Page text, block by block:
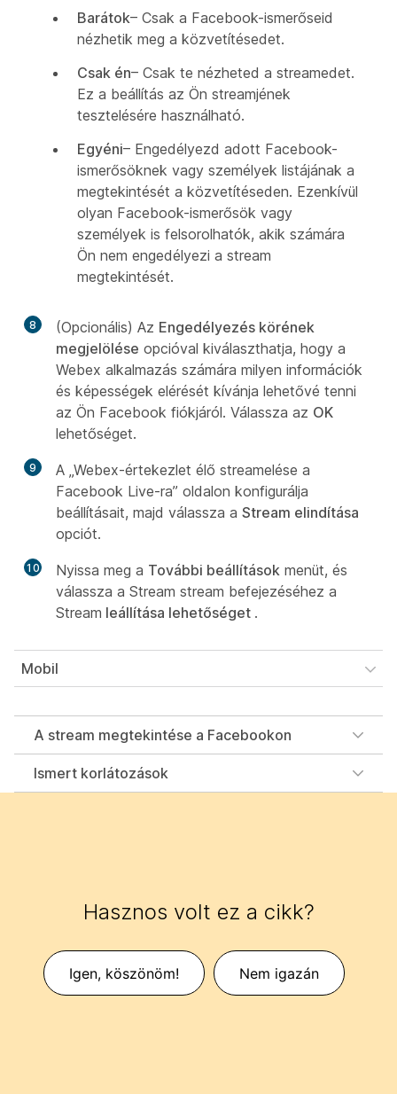
Barátok– Csak a Facebook-ismerőseid
nézhetik meg a közvetítésedet.
Csak én– Csak te nézheted a streamedet.
Ez a beállítás az Ön streamjének
tesztelésére használható.
Egyéni– Engedélyezd adott Facebook-
ismerősöknek vagy személyek listájának a
megtekintését a közvetítéseden. Ezenkívül
olyan Facebook-ismerősök vagy
személyek is felsorolhatók, akik számára
Ön nem engedélyezi a stream
megtekintését.
8 (Opcionális) Az Engedélyezés körének
megjelölése opcióval kiválaszthatja, hogy a
Webex alkalmazás számára milyen információk
és képességek elérését kívánja lehetővé tenni
az Ön Facebook fiókjáról. Válassza az OK
lehetőséget.
9
A „Webex-értekezlet élő streamelése a
Facebook Live-ra” oldalon konfigurálja
beállításait, majd válassza a Stream elindítása
opciót.
10 Nyissa meg a További beállítások menüt, és
válassza a Stream stream befejezéséhez a
Stream leállítása lehetőséget .
Mobil
A stream megtekintése a Facebookon
Ismert korlátozások
Hasznos volt ez a cikk?
Igen, köszönöm! Nem igazán